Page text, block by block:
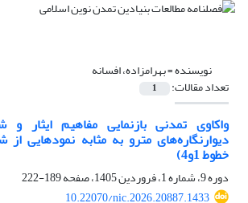
نویسنده =بهرامزاده، افسانه
تعداد مقالات: 1
واکاوی تمدنی بازنمایی مفاهیم ایثار
دیوارنگاره‌های مترو به مثابه نمودهایی
خطوط 1و4)
دوره 9، شماره 1، فروردین 1405، صفحه
189-222
10.22070/nic.2026.20887.1433